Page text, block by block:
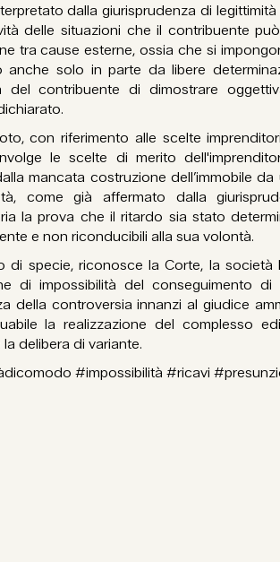
dalla giurisprudenza di
delle situazioni che il contribuente
tra cause esterne, ossia che si
anche solo in parte da libere
del contribuente di dimostrare
con riferimento alle scelte
le scelte di merito
mancata costruzione dell’immobile
come già affermato dalla
la prova che il ritardo sia stato
e non riconducibili alla sua volontà.
di specie, riconosce la Corte, la società
di impossibilità del conseguimento
della controversia innanzi al giudice
la realizzazione del complesso
delibera di variante.
#impossibilità #ricavi